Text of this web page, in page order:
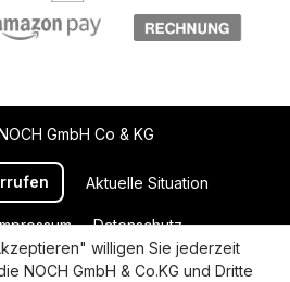
GmbH Co & KG
Aktuelle Situation
Datenschutz
AGB
Cookie-Einstellungen
willigen Sie jederzeit
NOCH GmbH & Co.KG und Dritte